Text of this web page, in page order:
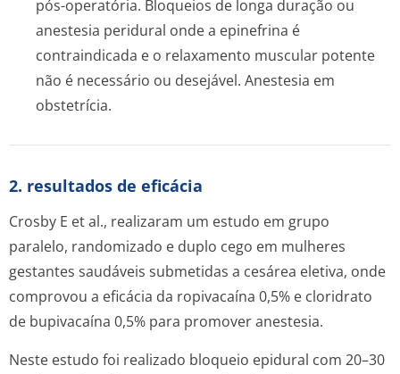
pós-operatória. Bloqueios de longa duração ou
anestesia peridural onde a epinefrina é
contraindicada e o relaxamento muscular potente
não é necessário ou desejável. Anestesia em
obstetrícia.
2. resultados de eficácia
Crosby E et al., realizaram um estudo em grupo
paralelo, randomizado e duplo cego em mulheres
gestantes saudáveis submetidas a cesárea eletiva, onde
comprovou a eficácia da ropivacaína 0,5% e cloridrato
de bupivacaína 0,5% para promover anestesia.
Neste estudo foi realizado bloqueio epidural com 20–30